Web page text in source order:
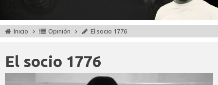
Inicio Opinión El socio 1776
El socio 1776